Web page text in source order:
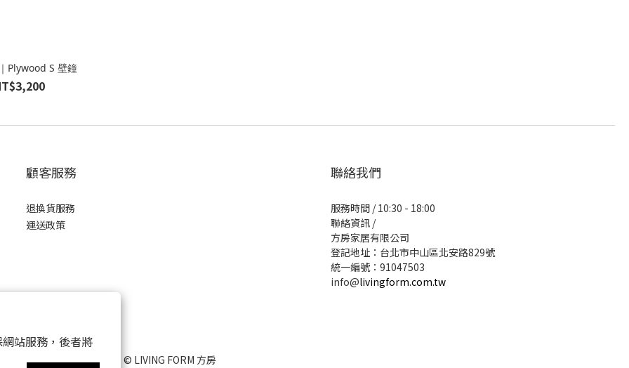
站服務，後者將
Plywood S 壁鐘
顧客服務
退換貨服務
運送政策
聯絡我們
服務時間 / 10:30 - 18:00
聯絡資訊 /
方房家居有限公司
登記地址：台北市中山區北安路829號
統一編號：91047503
info@livingform.com.tw
2021 © LIVING FORM 方房